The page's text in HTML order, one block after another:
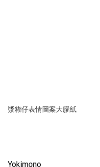
漿糊仔表情圖案大膠紙
Yokimono